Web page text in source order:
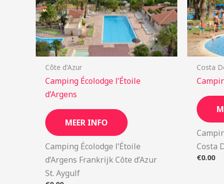
Côte d'Azur
Camping Écolodge l’Étoile
d’Argens
MEER INFO
Camping Écolodge l’Étoile
d’Argens Frankrijk Côte d’Azur
St. Aygulf
Costa
Costa
€0.00